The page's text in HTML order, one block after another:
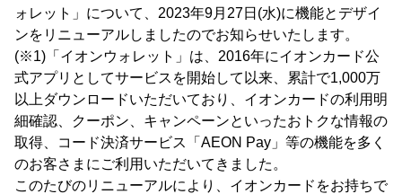
ォレット」について、2023年9月27日(水)に機能とデザイ
ンをリニューアルしましたのでお知らせいたします。
(※1)「イオンウォレット」は、2016年にイオンカード公
式アプリとしてサービスを開始して以来、累計で1,000万
以上ダウンロードいただいており、イオンカードの利用明
細確認、クーポン、キャンペーンといったおトクな情報の
取得、コード決済サービス「AEON Pay」等の機能を多く
のお客さまにご利用いただいてきました。
このたびのリニューアルにより、イオンカードをお持ちで